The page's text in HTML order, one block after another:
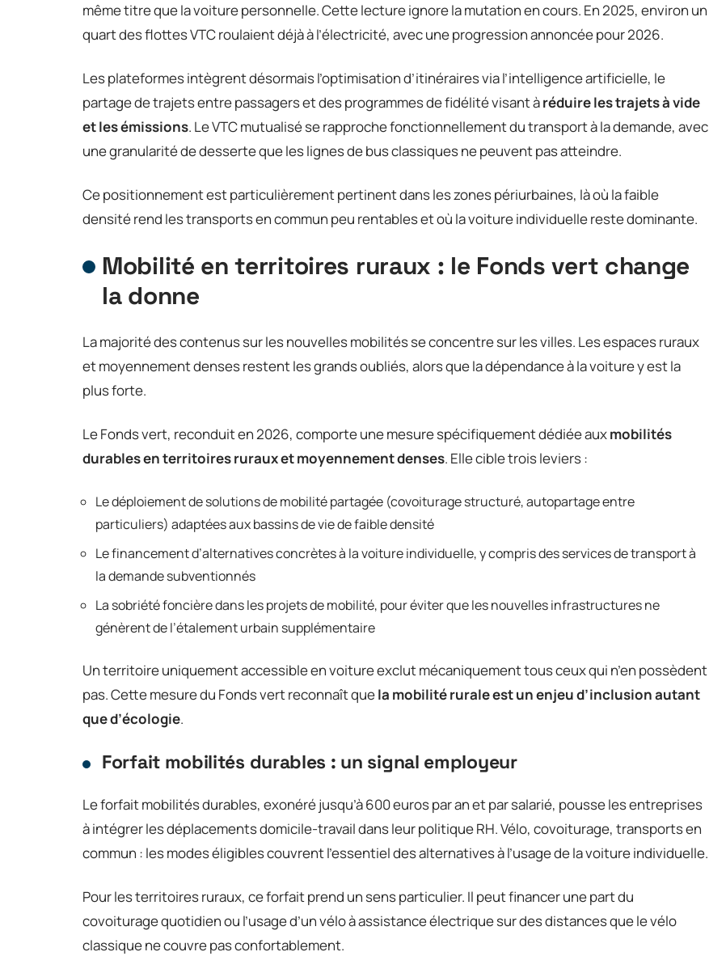
même titre que la voiture personnelle. Cette lecture ignore la mutation en cours. En 2025, environ un
quart des flottes VTC roulaient déjà à l’électricité, avec une progression annoncée pour 2026.
Les plateformes intègrent désormais l’optimisation d’itinéraires via l’intelligence artificielle, le
partage de trajets entre passagers et des programmes de fidélité visant àréduire les trajets à vide
et les émissions. Le VTC mutualisé se rapproche fonctionnellement du transport à la demande, avec
une granularité de desserte que les lignes de bus classiques ne peuvent pas atteindre.
Ce positionnement est particulièrement pertinent dans les zones périurbaines, là où la faible
densité rend les transports en commun peu rentables et où la voiture individuelle reste dominante.
Mobilité en territoires ruraux : le Fonds vert change
la donne
La majorité des contenus sur les nouvelles mobilités se concentre sur les villes. Les espaces ruraux
et moyennement denses restent les grands oubliés, alors que la dépendance à la voiture y est la
plus forte.
Le Fonds vert, reconduit en 2026, comporte une mesure spécifiquement dédiée auxmobilités
durables en territoires ruraux et moyennement denses. Elle cible trois leviers :
Le déploiement de solutions de mobilité partagée (covoiturage structuré, autopartage entre
particuliers) adaptées aux bassins de vie de faible densité
Le financement d’alternatives concrètes à la voiture individuelle, y compris des services de transport à
la demande subventionnés
La sobriété foncière dans les projets de mobilité, pour éviter que les nouvelles infrastructures ne
génèrent de l’étalement urbain supplémentaire
Un territoire uniquement accessible en voiture exclut mécaniquement tous ceux qui n’en possèdent
pas. Cette mesure du Fonds vert reconnaît quela mobilité rurale est un enjeu d’inclusion autant
que d’écologie.
Forfait mobilités durables : un signal employeur
Le forfait mobilités durables, exonéré jusqu’à 600 euros par an et par salarié, pousse les entreprises
à intégrer les déplacements domicile-travail dans leur politique RH. Vélo, covoiturage, transports en
commun : les modes éligibles couvrent l’essentiel des alternatives à l’usage de la voiture individuelle.
Pour les territoires ruraux, ce forfait prend un sens particulier. Il peut financer une part du
covoiturage quotidien ou l’usage d’un vélo à assistance électrique sur des distances que le vélo
classique ne couvre pas confortablement.